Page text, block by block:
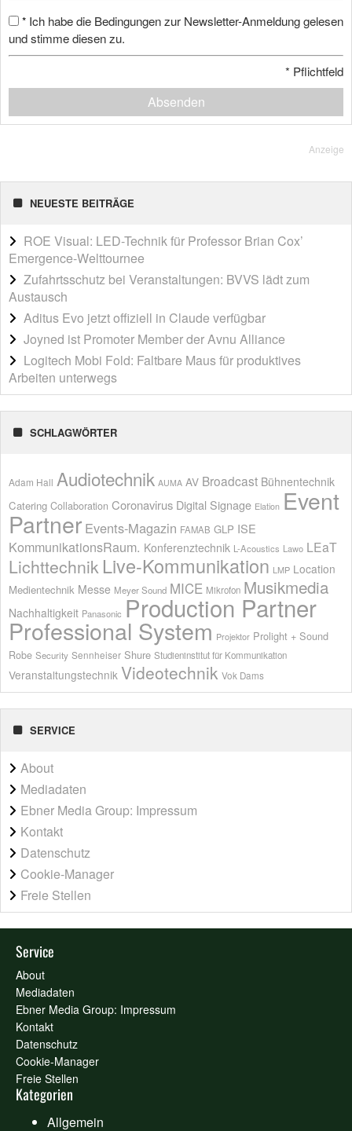
* Ich habe die Bedingungen zur Newsletter-Anmeldung gelesen
und stimme diesen zu.
* Pflichtfeld
Absenden
Anzeige
NEUESTE BEITRÄGE
ROE Visual: LED-Technik für Professor Brian Cox’
Emergence-Welttournee
Zufahrtsschutz bei Veranstaltungen: BVVS lädt zum
Austausch
Aditus Evo jetzt offiziell in Claude verfügbar
Joyned ist Promoter Member der Avnu Alliance
Logitech Mobi Fold: Faltbare Maus für produktives
Arbeiten unterwegs
SCHLAGWÖRTER
Adam Hall Audiotechnik AUMA AV Broadcast Bühnentechnik
Catering Collaboration Coronavirus Digital Signage Elation Event
Partner Events-Magazin FAMAB GLP ISE
KommunikationsRaum. Konferenztechnik L-Acoustics Lawo LEaT
Lichttechnik Live-Kommunikation LMP Location
Medientechnik Messe Meyer Sound MICE Mikrofon Musikmedia
Nachhaltigkeit Panasonic Production Partner
Professional System Projektor Prolight + Sound
Robe Security Sennheiser Shure Studieninstitut für Kommunikation
Veranstaltungstechnik Videotechnik Vok Dams
SERVICE
About
Mediadaten
Ebner Media Group: Impressum
Kontakt
Datenschutz
Cookie-Manager
Freie Stellen
Service
About
Mediadaten
Ebner Media Group: Impressum
Kontakt
Datenschutz
Cookie-Manager
Freie Stellen
Kategorien
Allgemein